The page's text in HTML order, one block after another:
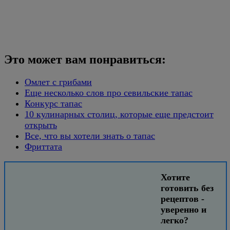
Это может вам понравиться:
Омлет с грибами
Еще несколько слов про севильские тапас
Конкурс тапас
10 кулинарных столиц, которые еще предстоит
открыть
Все, что вы хотели знать о тапас
Фриттата
Хотите
готовить без
рецептов -
уверенно и
легко?